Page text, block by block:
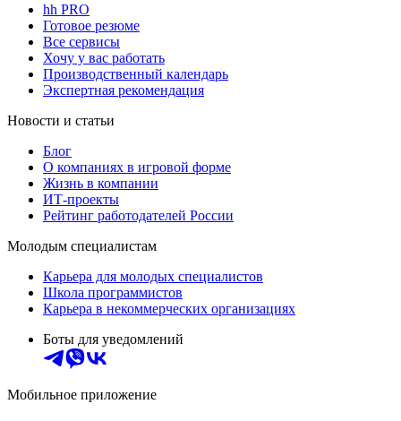
hh PRO
Готовое резюме
Все сервисы
Хочу у вас работать
Производственный календарь
Экспертная рекомендация
Новости и статьи
Блог
О компаниях в игровой форме
Жизнь в компании
ИТ-проекты
Рейтинг работодателей России
Молодым специалистам
Карьера для молодых специалистов
Школа программистов
Карьера в некоммерческих организациях
Боты для уведомлений
Мобильное приложение